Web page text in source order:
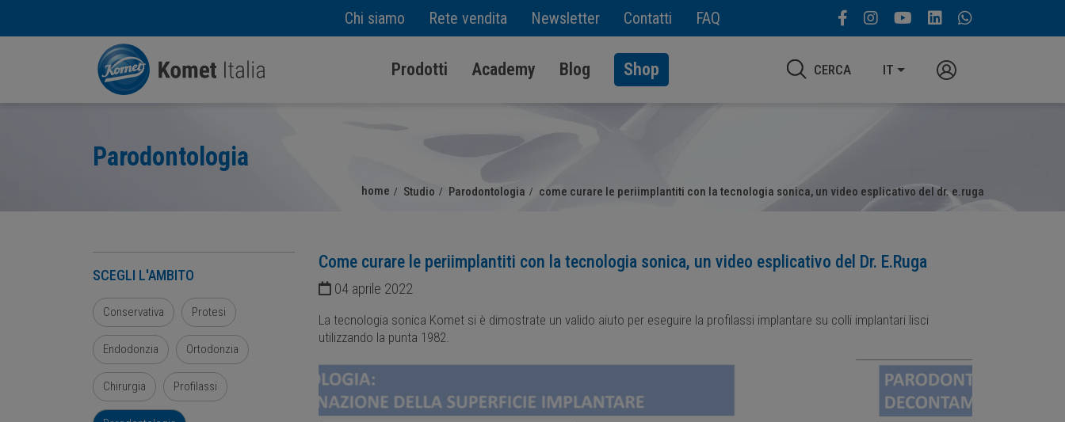
Chi siamo Rete vendita Newsletter Contatti FAQ
CERCA IT
Prodotti Academy Blog Shop
Parodontologia
home Studio Parodontologia come curare le periimplantiti con la tecnologia sonica, un video esplicativo del dr. e.ruga
Come curare le periimplantiti con la tecnologia sonica, un video esplicativo del Dr. E.Ruga
04 aprile 2022
La tecnologia sonica Komet si è dimostrate un valido aiuto per eseguire la profilassi implantare su colli implantari lisci
utilizzando la punta 1982.
SCEGLI L'AMBITO
Conservativa Protesi
Endodonzia Ortodonzia
Chirurgia Profilassi